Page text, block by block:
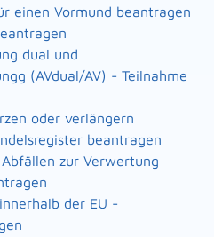
einen Vormund beantragen
dual und
(AVdual/AV) - Teilnahme
oder verlängern
beantragen
zur Verwertung
der EU -